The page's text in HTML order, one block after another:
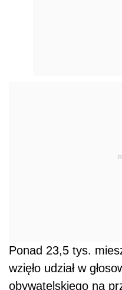
Ponad 23,5 tys.
wzięło udział w
obywatelskiego na